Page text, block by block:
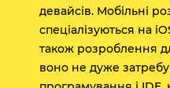
девайсів. Мобільні
спеціалізуються на
також розроблення
воно не дуже